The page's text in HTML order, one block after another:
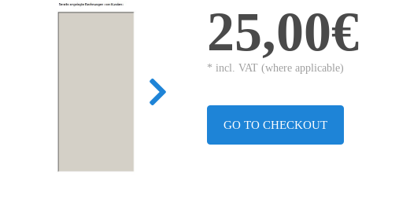
25,00€
* incl. VAT (where applicable)
GO TO CHECKOUT